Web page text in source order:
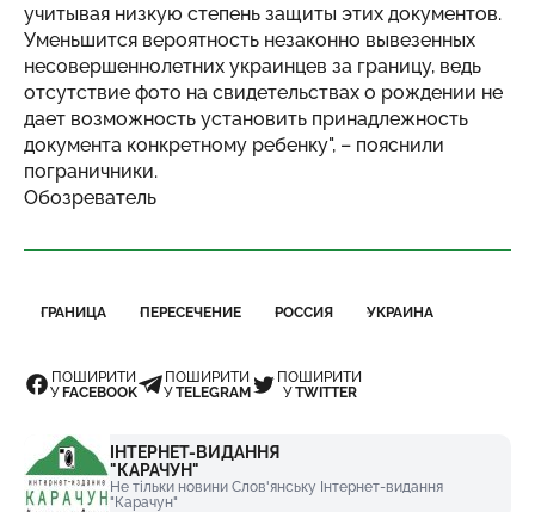
учитывая низкую степень защиты этих документов.
Уменьшится вероятность незаконно вывезенных
несовершеннолетних украинцев за границу, ведь
отсутствие фото на свидетельствах о рождении не
дает возможность установить принадлежность
документа конкретному ребенку", – пояснили
пограничники.
Обозреватель
ГРАНИЦА ПЕРЕСЕЧЕНИЕ РОССИЯ УКРАИНА
ПОШИРИТИ
У FACEBOOK
ПОШИРИТИ
УTELEGRAM
ПОШИРИТИ
УTWITTER
ІНТЕРНЕТ-ВИДАННЯ
"КАРАЧУН"
Не тільки новини Слов'янську Інтернет-видання
"Карачун"